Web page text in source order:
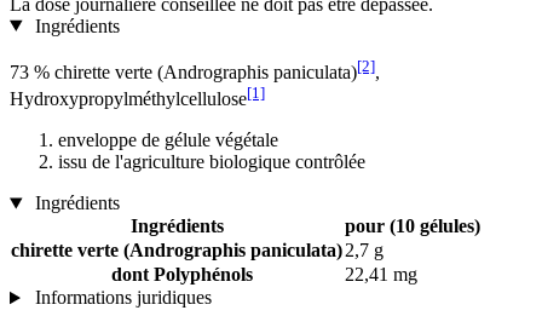
Ingrédients
73 % chirette verte (Andrographis paniculata)[2],
Hydroxypropylméthylcellulose[1]
enveloppe de gélule végétale
issu de l'agriculture biologique contrôlée
Ingrédients
Ingrédients
pour (10 gélules)
chirette verte (Andrographis paniculata)2,7 g
dont Polyphénols
22,41 mg
Informations juridiques